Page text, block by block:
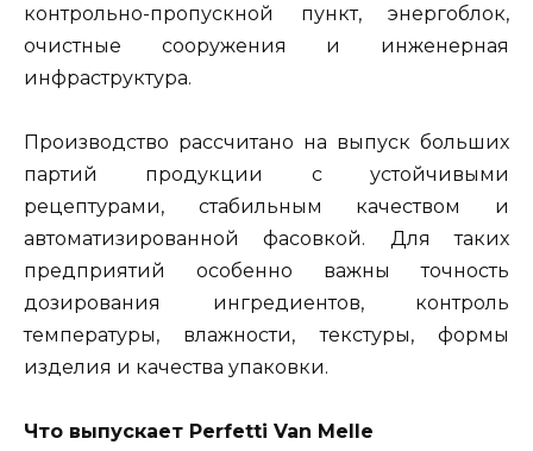
контрольно-пропускной пункт, энергоблок,
очистные сооружения и инженерная
инфраструктура.
Производство рассчитано на выпуск больших
партий продукции с устойчивыми
рецептурами, стабильным качеством и
автоматизированной фасовкой. Для таких
предприятий особенно важны точность
дозирования ингредиентов, контроль
температуры, влажности, текстуры, формы
изделия и качества упаковки.
Что выпускает Perfetti Van Melle